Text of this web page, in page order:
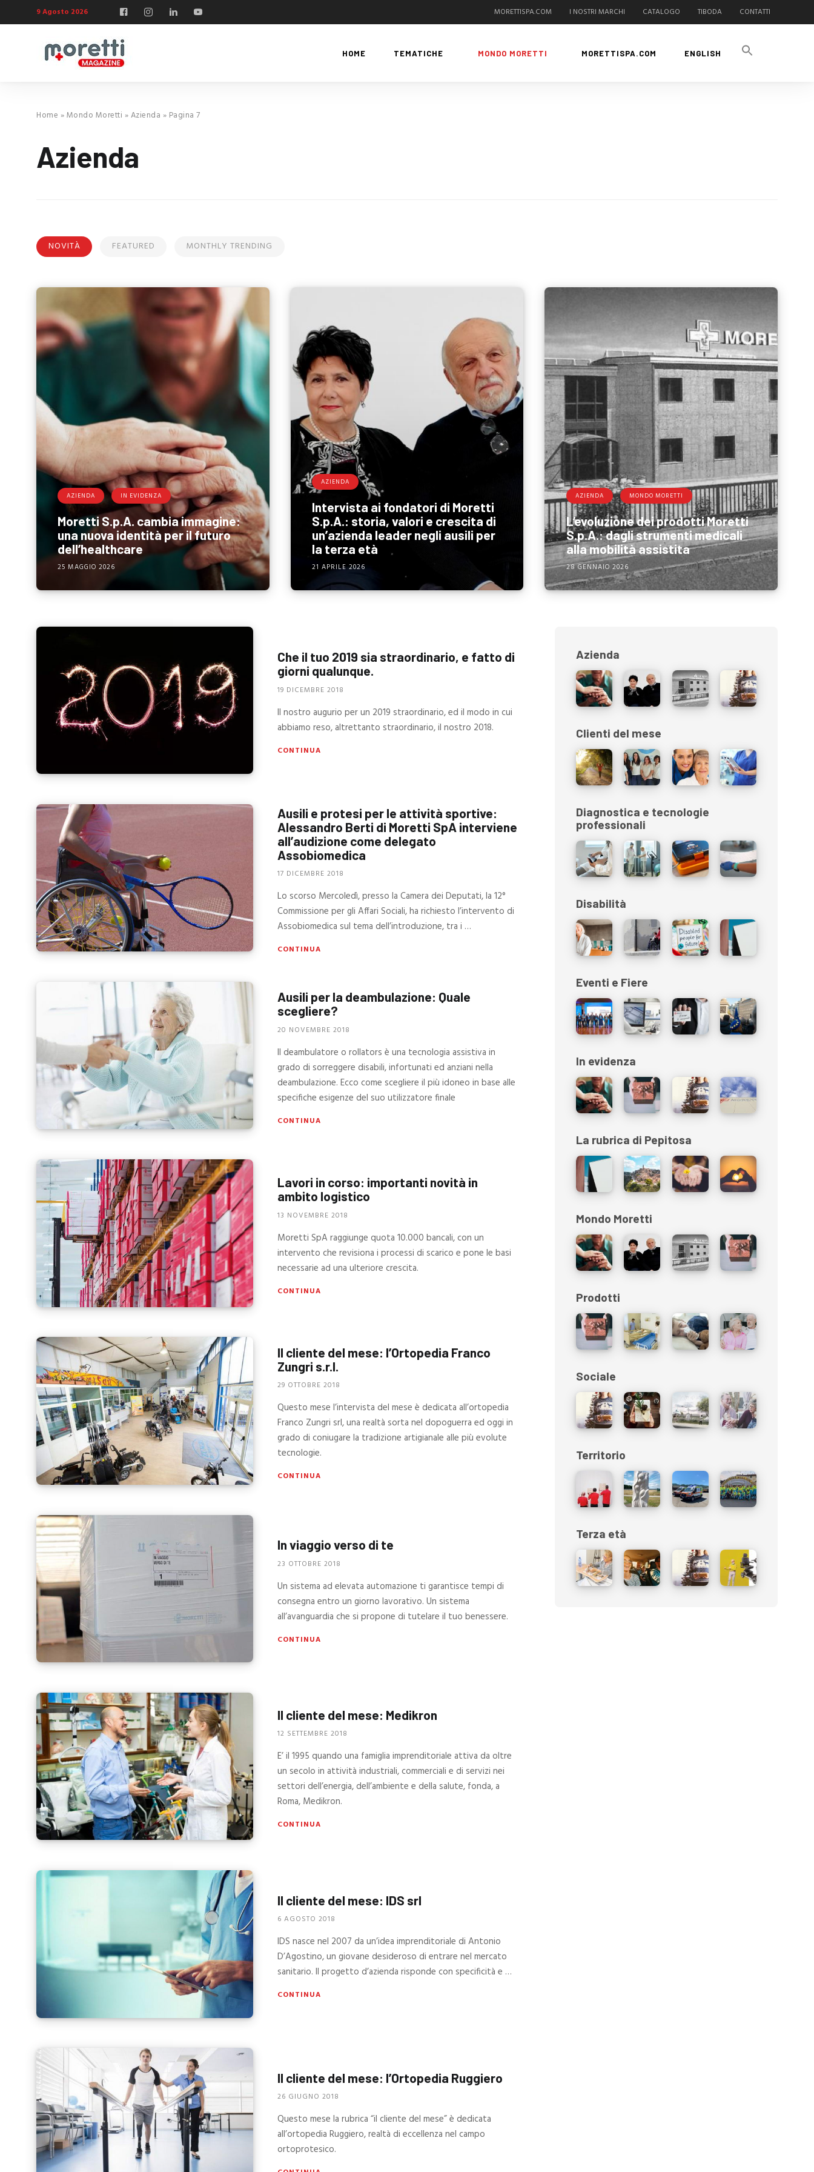
9 Agosto 2026 MORETTISPA.COM I NOSTRI MARCHI CATALOGO TIBODA CONTATTI
HOME TEMATICHE MONDO MORETTI MORETTISPA.COM ENGLISH
Home »Mondo Moretti »Azienda » Pagina 7
Azienda
NOVITÀ FEATURED MONTHLY TRENDING
AZIENDA IN EVIDENZA
Moretti S.p.A. cambia immagine:
una nuova identità per il futuro
dell’healthcare
25 MAGGIO 2026
AZIENDA
Intervista ai fondatori di Moretti
S.p.A.: storia, valori e crescita di
un’azienda leader negli ausili per
la terza età
21 APRILE 2026
AZIENDA MONDO MORETTI
L’evoluzione dei prodotti Moretti
S.p.A.: dagli strumenti medicali
alla mobilità assistita
28 GENNAIO 2026
Che il tuo 2019 sia straordinario, e fatto di
giorni qualunque.
19 DICEMBRE 2018
Il nostro augurio per un 2019 straordinario, ed il modo in cui
abbiamo reso, altrettanto straordinario, il nostro 2018.
CONTINUA
Ausili e protesi per le attività sportive:
Alessandro Berti di Moretti SpA interviene
all’audizione come delegato
Assobiomedica
17 DICEMBRE 2018
Lo scorso Mercoledì, presso la Camera dei Deputati, la 12°
Commissione per gli Affari Sociali, ha richiesto l’intervento di
Assobiomedica sul tema dell’introduzione, tra i …
CONTINUA
Ausili per la deambulazione: Quale
scegliere?
20 NOVEMBRE 2018
Il deambulatore o rollators è una tecnologia assistiva in
grado di sorreggere disabili, infortunati ed anziani nella
deambulazione. Ecco come scegliere il più idoneo in base alle
specifiche esigenze del suo utilizzatore finale
CONTINUA
Lavori in corso: importanti novità in
ambito logistico
13 NOVEMBRE 2018
Moretti SpA raggiunge quota 10.000 bancali, con un
intervento che revisiona i processi di scarico e pone le basi
necessarie ad una ulteriore crescita.
CONTINUA
Il cliente del mese: l’Ortopedia Franco
Zungri s.r.l.
29 OTTOBRE 2018
Questo mese l’intervista del mese è dedicata all’ortopedia
Franco Zungri srl, una realtà sorta nel dopoguerra ed oggi in
grado di coniugare la tradizione artigianale alle più evolute
tecnologie.
CONTINUA
In viaggio verso di te
23 OTTOBRE 2018
Un sistema ad elevata automazione ti garantisce tempi di
consegna entro un giorno lavorativo. Un sistema
all’avanguardia che si propone di tutelare il tuo benessere.
CONTINUA
Il cliente del mese: Medikron
12 SETTEMBRE 2018
E’ il 1995 quando una famiglia imprenditoriale attiva da oltre
un secolo in attività industriali, commerciali e di servizi nei
settori dell’energia, dell’ambiente e della salute, fonda, a
Roma, Medikron.
CONTINUA
Il cliente del mese: IDS srl
6 AGOSTO 2018
IDS nasce nel 2007 da un’idea imprenditoriale di Antonio
D’Agostino, un giovane desideroso di entrare nel mercato
sanitario. Il progetto d’azienda risponde con specificità e …
CONTINUA
Il cliente del mese: l’Ortopedia Ruggiero
26 GIUGNO 2018
Questo mese la rubrica “il cliente del mese” è dedicata
all’ortopedia Ruggiero, realtà di eccellenza nel campo
ortoprotesico.
Azienda
Clienti del mese
Diagnostica e tecnologie
professionali
Disabilità
Eventi e Fiere
In evidenza
La rubrica di Pepitosa
Mondo Moretti
Prodotti
Sociale
Territorio
Terza età